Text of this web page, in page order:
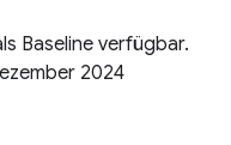
Baseline verfügbar.
2024